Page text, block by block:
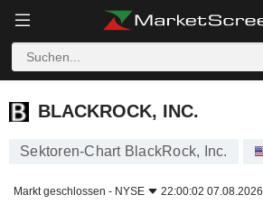
BLACKROCK, INC.
BLACKROCK, INC.
Sektoren-Chart BlackRock, Inc.
Markt geschlossen - NYSE 22:00:02 07.08.2026